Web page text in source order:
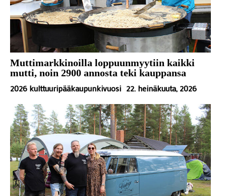
Muttimarkkinoilla loppuunmyytiin kaikki
mutti, noin 2900 annosta teki kauppansa
2026 kulttuuripääkaupunkivuosi 22. heinäkuuta, 2026